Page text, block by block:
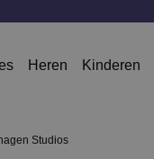
Heren Kinderen
Studios